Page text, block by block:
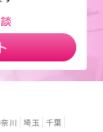
川 埼玉
千葉